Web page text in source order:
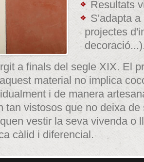
Resultats
S'adapta a
projectes
a finals del segle XIX. El
material no implica
i de manera
tan vistosos que no deixa de
vestir la seva vivenda o
càlid i diferencial.